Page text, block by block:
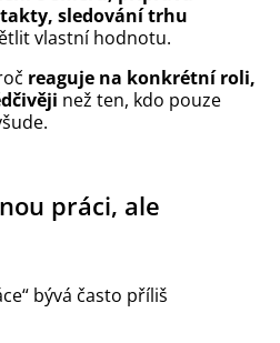
sledování trhu
vlastní hodnotu.
reaguje na konkrétní roli,
než ten, kdo pouze
práci, ale
bývá často příliš